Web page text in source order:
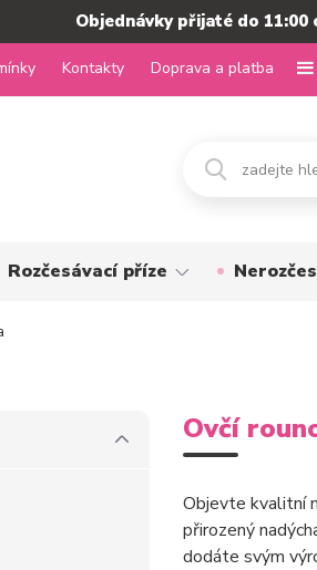
Objednávky přijaté do 11:00
Kontakty Doprava a platba
Rozčesávací příze
Ovčí
Objevte kvalitní
přirozený
dodáte svým